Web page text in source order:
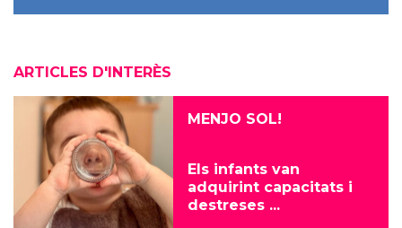
ARTICLES D'INTERÈS
MENJO SOL!
Els infants van
adquirint capacitats i
destreses ...